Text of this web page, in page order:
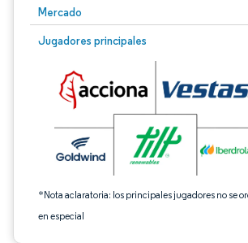
Mercado
Jugadores principales
*Nota aclaratoria: los principales jugadores no se
en especial
Imagen © Mordor Intelligence. El uso requiere